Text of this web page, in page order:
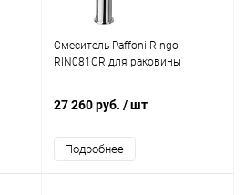
Смеситель Paffoni Ringo
RIN081CR для раковины
27 260 руб. / шт
Подробнее